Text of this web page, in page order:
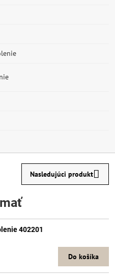
Nasledujúci produkt
402201
Do košíka